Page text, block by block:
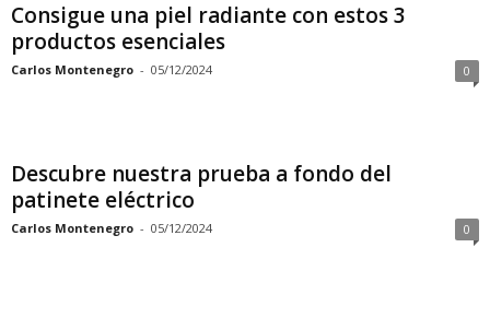
Consigue una piel radiante con estos 3
productos esenciales
Carlos Montenegro - 05/12/2024 0
Descubre nuestra prueba a fondo del
patinete eléctrico
Carlos Montenegro - 05/12/2024 0